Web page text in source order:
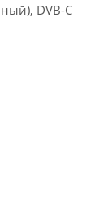
DVB-С